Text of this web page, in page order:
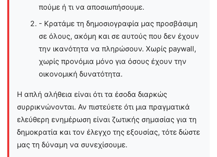
πούμε ή τι να αποσιωπήσουμε.
- Κρατάμε τη δημοσιογραφία μας προσβάσιμη
σε όλους, ακόμη και σε αυτούς που δεν έχουν
την ικανότητα να πληρώσουν. Χωρίς paywall,
χωρίς προνόμια μόνο για όσους έχουν την
οικονομική δυνατότητα.
Η απλή αλήθεια είναι ότι τα έσοδα διαρκώς
συρρικνώνονται. Αν πιστεύετε ότι μια πραγματικά
ελεύθερη ενημέρωση είναι ζωτικής σημασίας για τη
δημοκρατία και τον έλεγχο της εξουσίας, τότε δώστε
μας τη δύναμη να συνεχίσουμε.